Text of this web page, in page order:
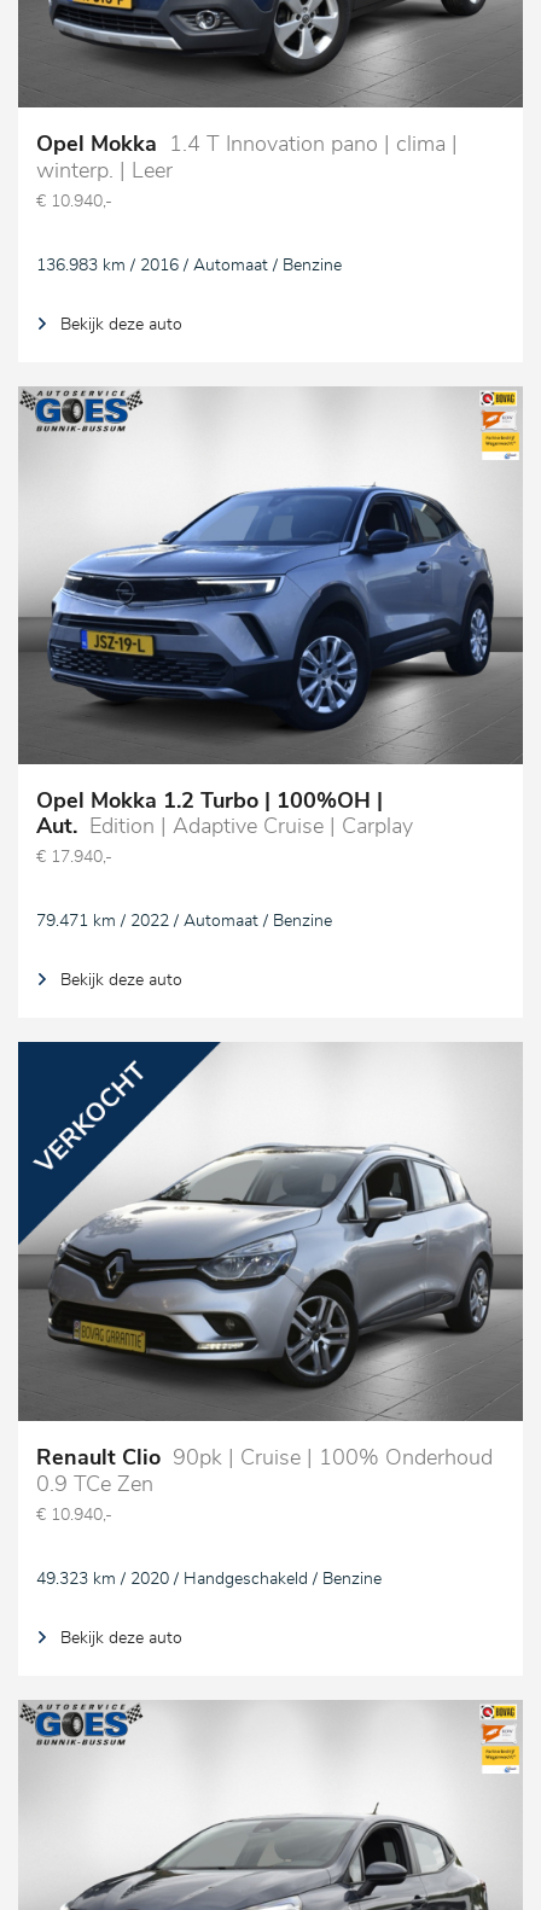
Opel Mokka
1.4 T Innovation pano | clima |
winterp. | Leer
€ 10.940,-
136.983 km / 2016 / Automaat / Benzine
Bekijk deze auto
Opel Mokka 1.2 Turbo | 100%OH |
Aut.
Edition | Adaptive Cruise | Carplay
€ 17.940,-
79.471 km / 2022 / Automaat / Benzine
Bekijk deze auto
Renault Clio
90pk | Cruise | 100% Onderhoud
0.9 TCe Zen
€ 10.940,-
49.323 km / 2020 / Handgeschakeld / Benzine
Bekijk deze auto